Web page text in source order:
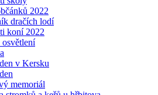
2022
dračích lodí
koní 2022
v Kersku
memoriál